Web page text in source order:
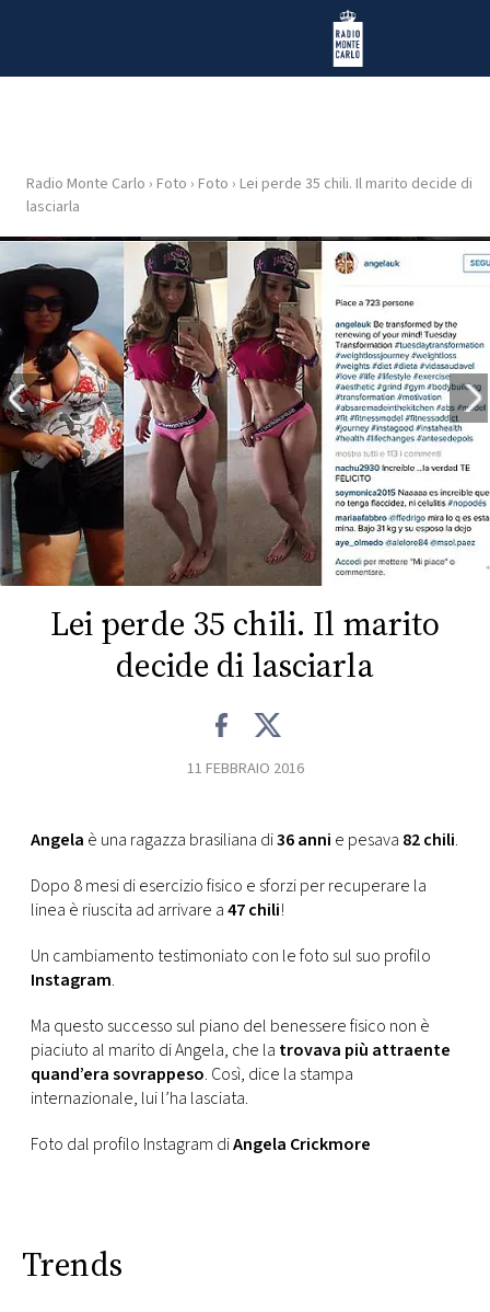
Radio Monte Carlo
HOME
RADIO
WEB
RADIO
PLAYLIST
NEWS
FOTO
PRINCIPATO
DI
MONACO
RMC
CONSIGLIA
Radio Monte Carlo › Foto › Foto › Lei perde 35 chili. Il marito decide di
lasciarla
Lei perde 35 chili. Il marito
decide di lasciarla
11 FEBBRAIO 2016
Angela è una ragazza brasiliana di36 anni e pesava 82 chili.
Dopo 8 mesi di esercizio fisico e sforzi per recuperare la
linea è riuscita ad arrivare a47 chili!
Un cambiamento testimoniato con le foto sul suo profilo
Instagram.
Ma questo successo sul piano del benessere fisico non è
piaciuto al marito di Angela, che la trovava più attraente
quand’era sovrappeso. Così, dice la stampa
internazionale, lui l’ha lasciata.
Foto dal profilo Instagram diAngela Crickmore
Trends